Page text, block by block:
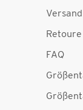
Retoure
FAQ